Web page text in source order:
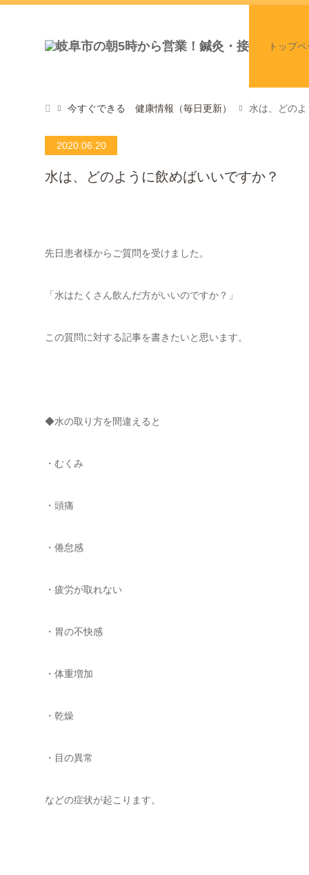
トップ
今すぐできる 健康情報（毎日更新） 水は、どの
2020.06.20
水は、どのように飲めばいいですか？
先日患者様からご質問を受けました。
「水はたくさん飲んだ方がいいのですか？」
この質問に対する記事を書きたいと思います。
◆水の取り方を間違えると
・むくみ
・頭痛
・倦怠感
・疲労が取れない
・胃の不快感
・体重増加
・乾燥
・目の異常
などの症状が起こります。